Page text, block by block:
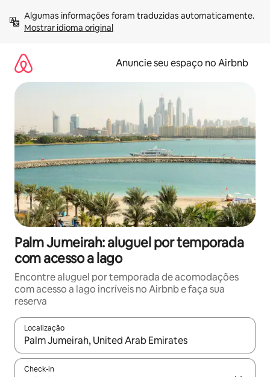
para
Mostrar idioma original
Anuncie seu espaço no Airbnb
Palm Jumeirah: aluguel por temporada
com acesso a lago
Encontre aluguel por temporada de acomodações
com acesso a lago incríveis no Airbnb e faça sua
reserva
Localização
Quando os resultados estiverem disponíveis, explore-os
Check-in